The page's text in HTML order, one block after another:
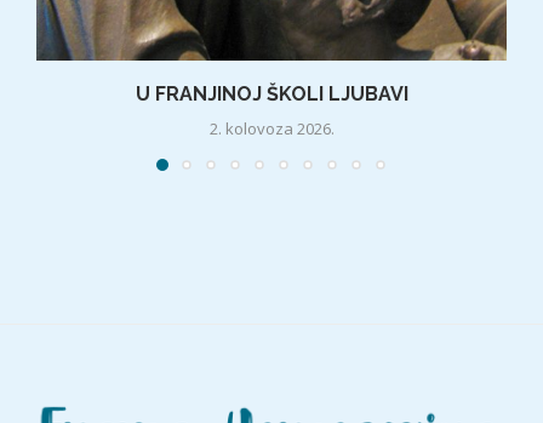
U FRANJINOJ ŠKOLI LJUBAVI
2. kolovoza 2026.